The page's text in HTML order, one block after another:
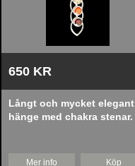
650 KR
Långt och mycket elegant
hänge med chakra stenar.
Mer info Köp